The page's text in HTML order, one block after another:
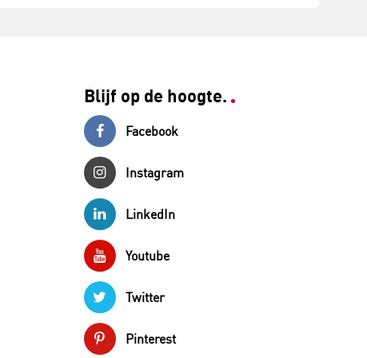
Blijf op de hoogte.
Facebook
Instagram
LinkedIn
Youtube
Twitter
Pinterest